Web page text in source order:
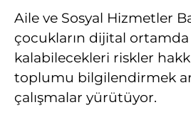
Aile ve Sosyal Hizmetler
çocukların dijital
kalabilecekleri riskler
toplumu bilgilendirmek
çalışmalar yürütüyor.